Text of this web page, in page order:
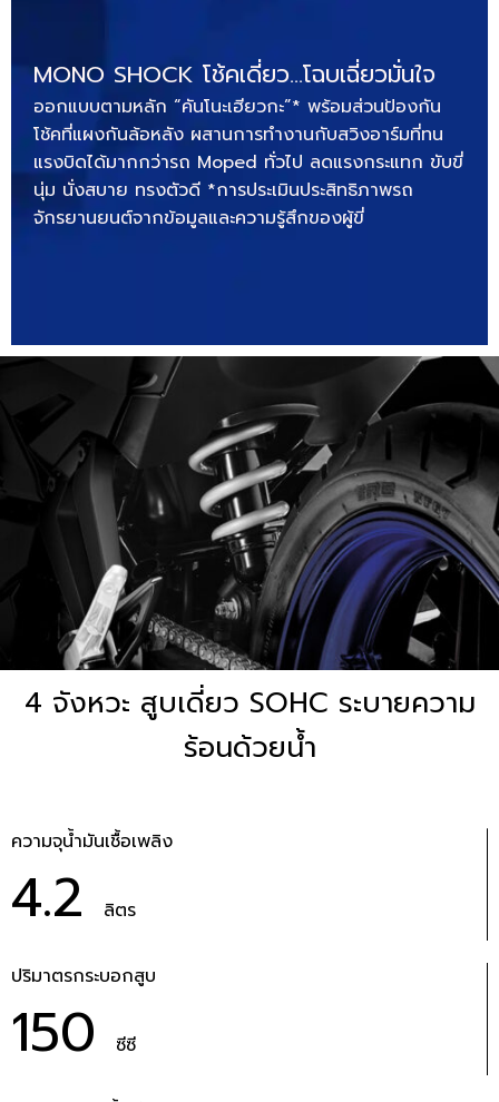
MONO SHOCK โช้คเดี่ยว…โฉบเฉี่ยวมั่นใจ
ออกแบบตามหลัก “คันโนะเฮียวกะ”* พร้อมส่วนป้องกัน
โช้คที่แผงกันล้อหลัง ผสานการทำงานกับสวิงอาร์มที่ทน
แรงบิดได้มากกว่ารถ Moped ทั่วไป ลดแรงกระแทก ขับขี่
นุ่ม นั่งสบาย ทรงตัวดี *การประเมินประสิทธิภาพรถ
จักรยานยนต์จากข้อมูลและความรู้สึกของผู้ขี่
4 จังหวะ สูบเดี่ยว SOHC ระบายความ
ร้อนด้วยน้ำ
ความจุน้ำมันเชื้อเพลิง
4.2 ลิตร
ปริมาตรกระบอกสูบ
150 ซีซี